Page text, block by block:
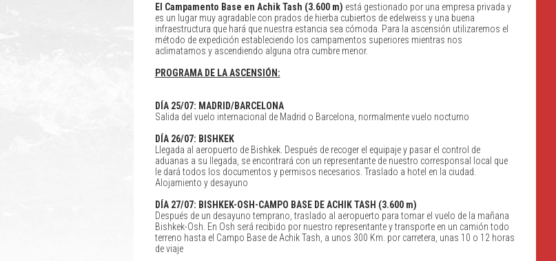
El Campamento Base en Achik Tash (3.600 m) está gestionado por una empresa privada y
es un lugar muy agradable con prados de hierba cubiertos de edelweiss y una buena
infraestructura que hará que nuestra estancia sea cómoda. Para la ascensión utilizaremos el
método de expedición estableciendo los campamentos superiores mientras nos
aclimatamos y ascendiendo alguna otra cumbre menor.
PROGRAMA DE LA ASCENSIÓN:
DÍA 25/07: MADRID/BARCELONA
Salida del vuelo internacional de Madrid o Barcelona, normalmente vuelo nocturno
DÍA26/07: BISHKEK
Llegada al aeropuerto de Bishkek. Después de recoger el equipaje y pasar el control de
aduanas a su llegada, se encontrará con un representante de nuestro corresponsal local que
le dará todos los documentos y permisos necesarios. Traslado a hotel en la ciudad.
Alojamiento y desayuno
DÍA27/07: BISHKEK-OSH-CAMPO BASE DE ACHIK TASH (3.600 m)
Después de un desayuno temprano, traslado al aeropuerto para tomar el vuelo de la mañana
Bishkek-Osh. En Osh será recibido por nuestro representante y transporte en un camión todo
terreno hasta el Campo Base de Achik Tash, a unos 300 Km. por carretera, unas 10 o 12 horas
de viaje